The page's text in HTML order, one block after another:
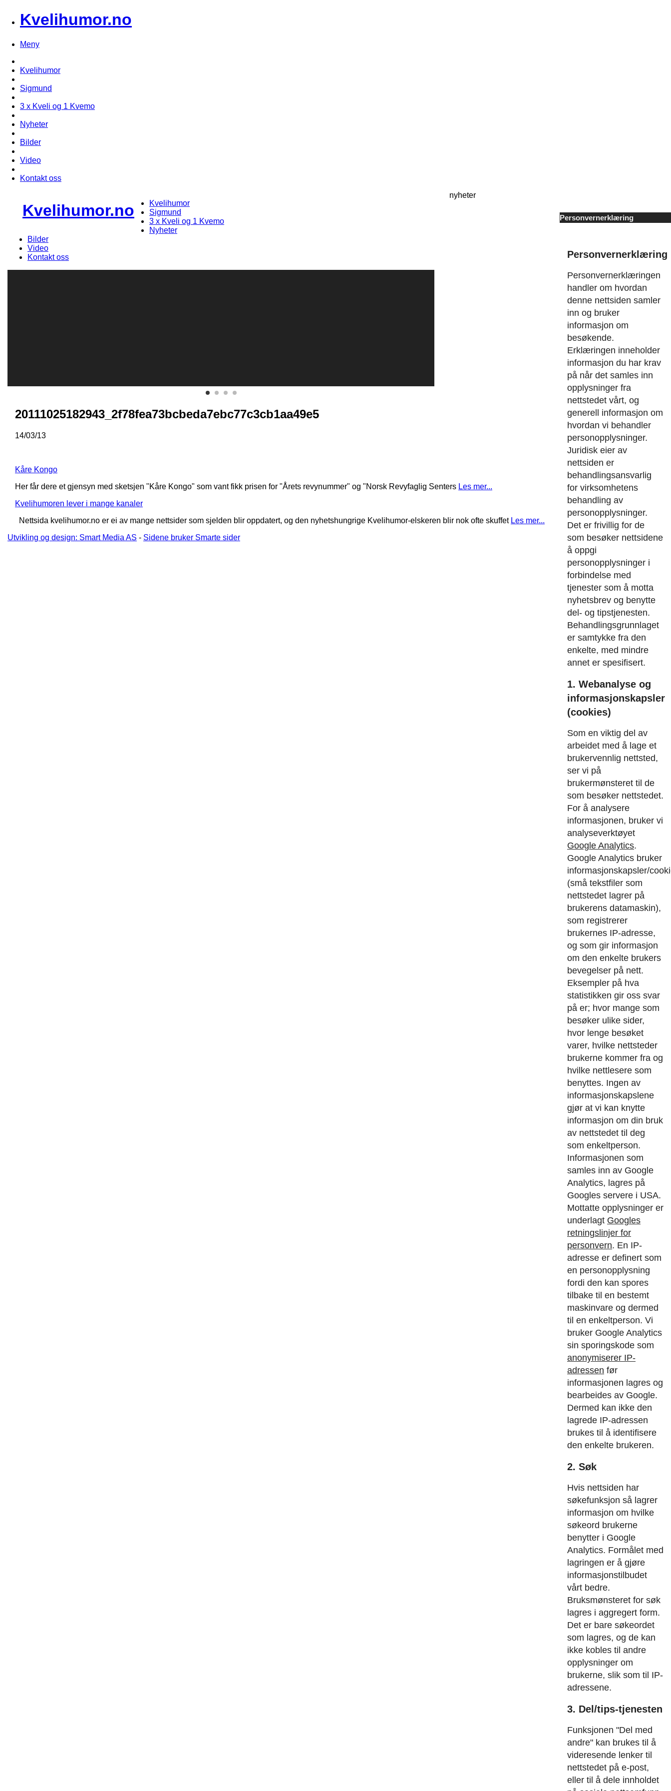
Kvelihumor.no
Meny
Kvelihumor
Sigmund
3 x Kveli og 1 Kvemo
Nyheter
Bilder
Video
Kontakt oss
Kvelihumor.no
Kvelihumor
Sigmund
3 x Kveli og 1 Kvemo
Nyheter
Bilder
Video
Kontakt oss
20111025182943_2f78fea73bcbeda7ebc77c3cb1aa49e5
14/03/13
nyheter
Kåre Kongo
Her får dere et gjensyn med sketsjen "Kåre Kongo" som vant fikk prisen for "Årets revynummer" og "Norsk Revyfaglig Senters Les mer...
Kvelihumoren lever i mange kanaler
Nettsida kvelihumor.no er ei av mange nettsider som sjelden blir oppdatert, og den nyhetshungrige Kvelihumor-elskeren blir nok ofte skuffet Les mer...
Utvikling og design: Smart Media AS - Sidene bruker Smarte sider
Personvernerklæring
Personvernerklæring
Personvernerklæringen
handler om hvordan
denne nettsiden samler
inn og bruker
informasjon om
besøkende.
Erklæringen inneholder
informasjon du har krav
på når det samles inn
opplysninger fra
nettstedet vårt, og
generell informasjon om
hvordan vi behandler
personopplysninger.
Juridisk eier av
nettsiden er
behandlingsansvarlig
for virksomhetens
behandling av
personopplysninger.
Det er frivillig for de
som besøker nettsidene
å oppgi
personopplysninger i
forbindelse med
tjenester som å motta
nyhetsbrev og benytte
del- og tipstjenesten.
Behandlingsgrunnlaget
er samtykke fra den
enkelte, med mindre
annet er spesifisert.
1. Webanalyse og
informasjonskapsler
(cookies)
Som en viktig del av
arbeidet med å lage et
brukervennlig nettsted,
ser vi på
brukermønsteret til de
som besøker nettstedet.
For å analysere
informasjonen, bruker vi
analyseverktøyet
Google Analytics.
Google Analytics bruker
informasjonskapsler/
(små tekstfiler som
nettstedet lagrer på
brukerens datamaskin),
som registrerer
brukernes IP-adresse,
og som gir informasjon
om den enkelte brukers
bevegelser på nett.
Eksempler på hva
statistikken gir oss svar
på er; hvor mange som
besøker ulike sider,
hvor lenge besøket
varer, hvilke nettsteder
brukerne kommer fra og
hvilke nettlesere som
benyttes. Ingen av
informasjonskapslene
gjør at vi kan knytte
informasjon om din bruk
av nettstedet til deg
som enkeltperson.
Informasjonen som
samles inn av Google
Analytics, lagres på
Googles servere i USA.
Mottatte opplysninger er
underlagt Googles
retningslinjer for
personvern. En IP-
adresse er definert som
en personopplysning
fordi den kan spores
tilbake til en bestemt
maskinvare og dermed
til en enkeltperson. Vi
bruker Google Analytics
sin sporingskode som
anonymiserer IP-
adressen før
informasjonen lagres og
bearbeides av Google.
Dermed kan ikke den
lagrede IP-adressen
brukes til å identifisere
den enkelte brukeren.
2. Søk
Hvis nettsiden har
søkefunksjon så lagrer
informasjon om hvilke
søkeord brukerne
benytter i Google
Analytics. Formålet med
lagringen er å gjøre
informasjonstilbudet
vårt bedre.
Bruksmønsteret for søk
lagres i aggregert form.
Det er bare søkeordet
som lagres, og de kan
ikke kobles til andre
opplysninger om
brukerne, slik som til IP-
adressene.
3. Del/tips-tjenesten
Funksjonen "Del med
andre" kan brukes til å
videresende lenker til
nettstedet på e-post,
eller til å dele innholdet